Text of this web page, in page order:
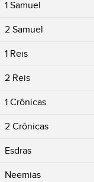
1 Samuel
2 Samuel
1 Reis
2 Reis
1 Crônicas
2 Crônicas
Esdras
Neemias